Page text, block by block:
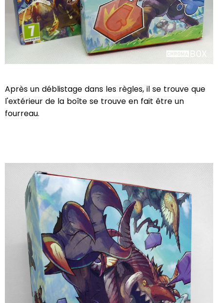
Après un déblistage dans les règles, il se trouve que
l'extérieur de la boîte se trouve en fait être un
fourreau.